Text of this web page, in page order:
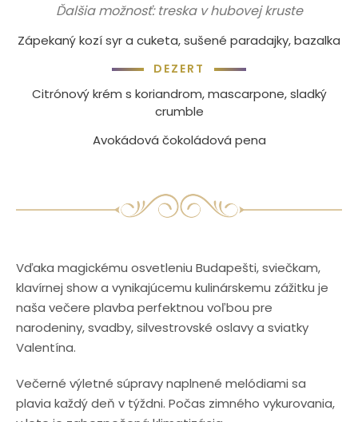
Ďalšia možnosť: treska v hubovej kruste
Zápekaný kozí syr a cuketa, sušené paradajky, bazalka
DEZERT
Citrónový krém s koriandrom, mascarpone, sladký
crumble
Avokádová čokoládová pena
Vďaka magickému osvetleniu Budapešti, sviečkam,
klavírnej show a vynikajúcemu kulinárskemu zážitku je
naša večere plavba perfektnou voľbou pre
narodeniny, svadby, silvestrovské oslavy a sviatky
Valentína.
Večerné výletné súpravy naplnené melódiami sa
plavia každý deň v týždni. Počas zimného vykurovania,